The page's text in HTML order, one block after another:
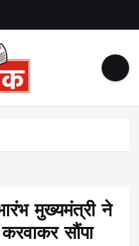
मुख्यमंत्री ने
सौंपा